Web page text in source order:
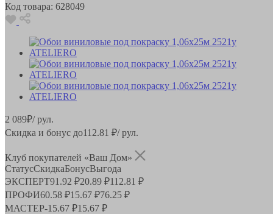
Код товара: 628049
2 089₽/ рул.
Скидка и бонус до112.81 ₽/ рул.
Клуб покупателей «Ваш Дом»
СтатусСкидкаБонусВыгода
ЭКСПЕРТ91.92 ₽20.89 ₽112.81 ₽
ПРОФИ60.58 ₽15.67 ₽76.25 ₽
МАСТЕР-15.67 ₽15.67 ₽